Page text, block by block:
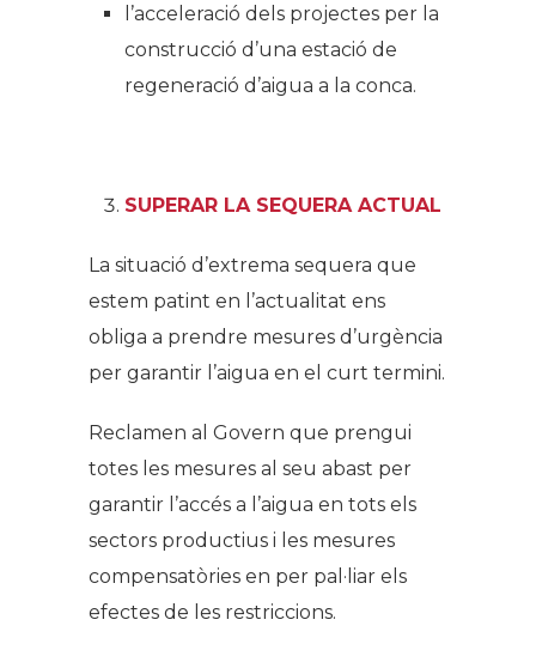
l’acceleració dels projectes per la
construcció d’una estació de
regeneració d’aigua a la conca.
SUPERAR LA SEQUERA ACTUAL
La situació d’extrema sequera que
estem patint en l’actualitat ens
obliga a prendre mesures d’urgència
per garantir l’aigua en el curt termini.
Reclamen al Govern que prengui
totes les mesures al seu abast per
garantir l’accés a l’aigua en tots els
sectors productius i les mesures
compensatòries en per pal·liar els
efectes de les restriccions.